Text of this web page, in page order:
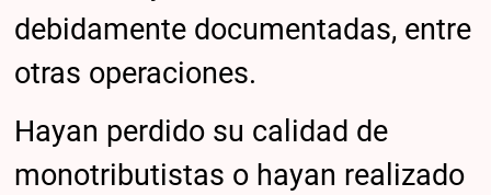
debidamente documentadas, entre
otras operaciones.
Hayan perdido su calidad de
monotributistas o hayan realizado